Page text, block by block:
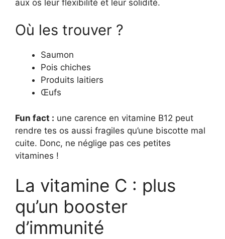
aux os leur flexibilité et leur solidité.
Où les trouver ?
Saumon
Pois chiches
Produits laitiers
Œufs
Fun fact : une carence en vitamine B12 peut
rendre tes os aussi fragiles qu’une biscotte mal
cuite. Donc, ne néglige pas ces petites
vitamines !
La vitamine C : plus
qu’un booster
d’immunité